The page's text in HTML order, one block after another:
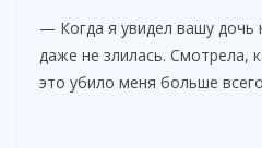
— Когда я увидел вашу дочь
даже не злилась. Смотрела,
это убило меня больше